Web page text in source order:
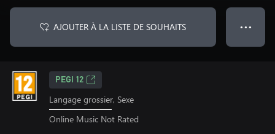
AJOUTER À LA LISTE DE SOUHAITS ● ● ●
PEGI 12
Langage grossier, Sexe
Online Music Not Rated